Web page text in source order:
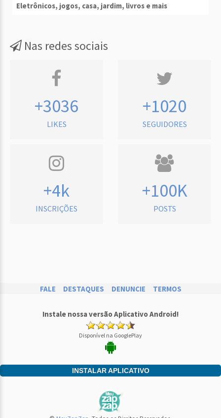
Eletrônicos, jogos, casa, jardim, livros e mais
Nas redes sociais
+3036
LIKES
+1020
SEGUIDORES
+4k
INSCRIÇÕES
+100K
POSTS
FALE DESTAQUES DENUNCIE TERMOS
Instale nossa versão Aplicativo Android!
Disponível na GooglePlay
INSTALAR APLICATIVO